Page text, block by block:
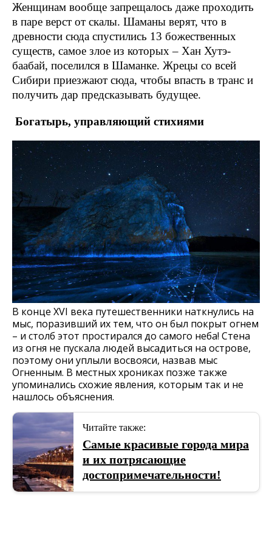
Женщинам вообще запрещалось даже проходить
в паре верст от скалы. Шаманы верят, что в
древности сюда спустились 13 божественных
существ, самое злое из которых – Хан Хутэ-
баабай, поселился в Шаманке. Жрецы со всей
Сибири приезжают сюда, чтобы впасть в транс и
получить дар предсказывать будущее.
Богатырь, управляющий стихиями
В конце XVI века путешественники наткнулись на
мыс, поразивший их тем, что он был покрыт огнем
– и столб этот простирался до самого неба! Стена
из огня не пускала людей высадиться на острове,
поэтому они уплыли восвояси, назвав мыс
Огненным. В местных хрониках позже также
упоминались схожие явления, которым так и не
нашлось объяснения.
Читайте также:
Самые красивые города мира
и их потрясающие
достопримечательности!